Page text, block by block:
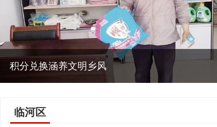
积分兑换涵养文明乡风
临河区